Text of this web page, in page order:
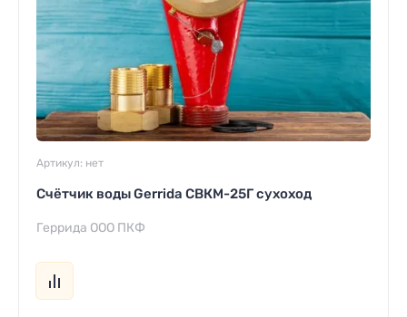
Артикул: нет
Счётчик воды Gerrida СВКМ-25Г сухоход
Геррида ООО ПКФ